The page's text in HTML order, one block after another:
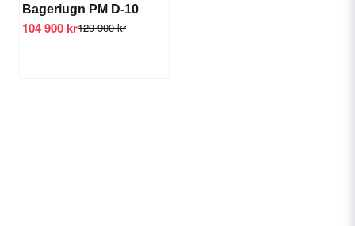
Bageriugn PM D-10
129 900 kr
104 900 kr